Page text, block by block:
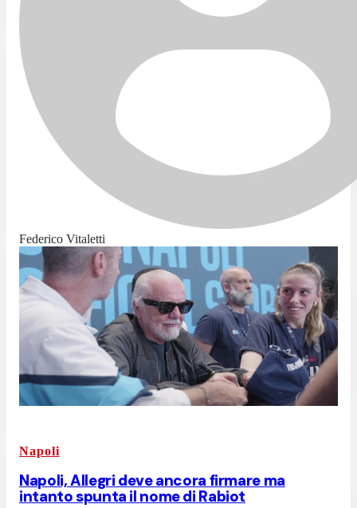
Federico Vitaletti
Napoli
Napoli, Allegri deve ancora firmare ma
intanto spunta il nome di Rabiot